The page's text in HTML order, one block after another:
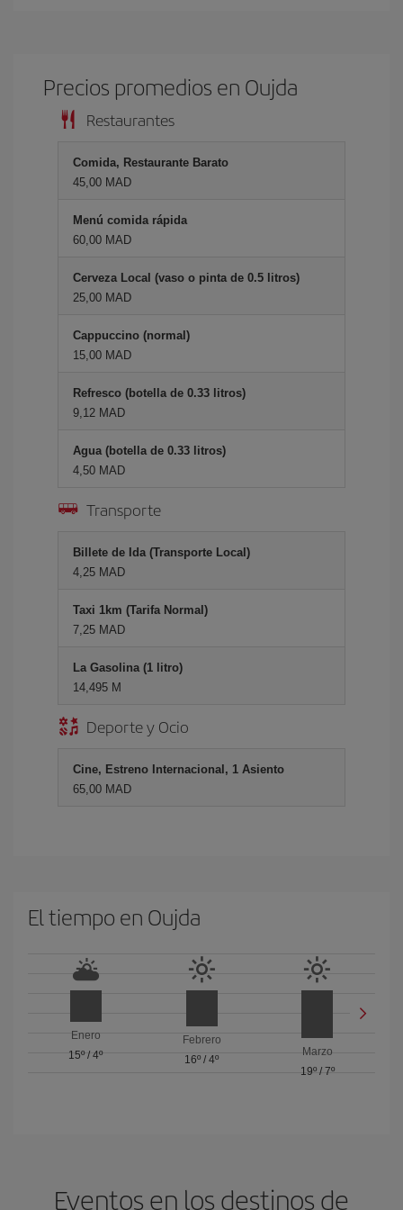
Precios promedios en Oujda
Restaurantes
Comida, Restaurante Barato
45,00 MAD
Menú comida rápida
60,00 MAD
Cerveza Local (vaso o pinta de 0.5 litros)
25,00 MAD
Cappuccino (normal)
15,00 MAD
Refresco (botella de 0.33 litros)
9,12 MAD
Agua (botella de 0.33 litros)
4,50 MAD
Transporte
Billete de Ida (Transporte Local)
4,25 MAD
Taxi 1km (Tarifa Normal)
7,25 MAD
La Gasolina (1 litro)
14,495 M
Deporte y Ocio
Cine, Estreno Internacional, 1 Asiento
65,00 MAD
El tiempo en Oujda
Enero
15º/4º
Febrero
16º / 4º
Marzo
19º/ 7º
Eventos en los destinos de